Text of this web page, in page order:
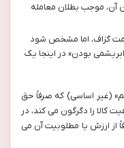
موجب بطلان معامله
گزاف، اما مشخص شود
بودن» در اینجا یک
(غیر اساسی) که صرفاً حق
را دگرگون می کند، در
از ارزش یا مطلوبیت آن می